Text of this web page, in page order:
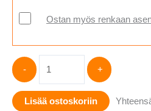
Ostan myös renkaan
-
PRIME4
K135
+
Lisää ostoskoriin